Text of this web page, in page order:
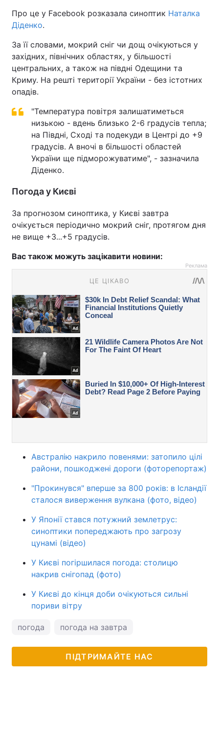
Про це у Facebook розказала синоптик Наталка
Діденко.
За її словами, мокрий сніг чи дощ очікуються у
західних, північних областях, у більшості
центральних, а також на півдні Одещини та
Криму. На решті території України - без істотних
опадів.
"Температура повітря залишатиметься
низькою - вдень близько 2-6 градусів тепла;
на Півдні, Сході та подекуди в Центрі до +9
градусів. А вночі в більшості областей
України ще підморожуватиме", - зазначила
Діденко.
Погода у Києві
За прогнозом синоптика, у Києві завтра
очікується періодично мокрий сніг, протягом дня
не вище +3...+5 градусів.
Вас також можуть зацікавити новини:
Реклама
Австралію накрило повенями: затопило цілі
райони, пошкоджені дороги (фоторепортаж)
"Прокинувся" вперше за 800 років: в Ісландії
сталося виверження вулкана (фото, відео)
У Японії стався потужний землетрус:
синоптики попереджають про загрозу
цунамі (відео)
У Києві погіршилася погода: столицю
накрив снігопад (фото)
У Києві до кінця доби очікуються сильні
пориви вітру
погода погода на завтра
ПІДТРИМАЙТЕ НАС